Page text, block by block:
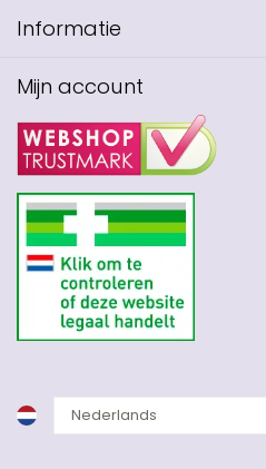
Informatie
Mijn account